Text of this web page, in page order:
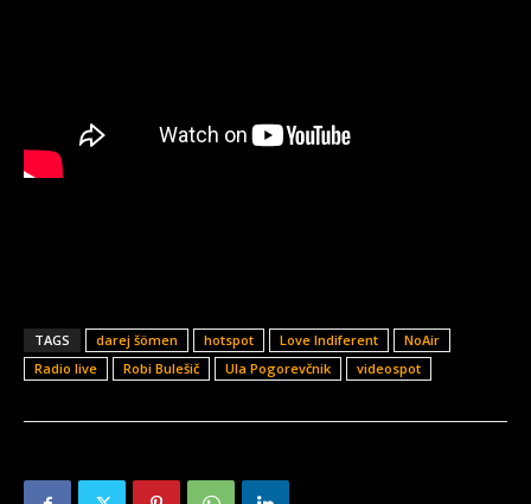
TAGS darej šömen hotspot Love Indiferent
NoAir
Radio live
Robi Bulešič Ula Pogorevčnik videospot